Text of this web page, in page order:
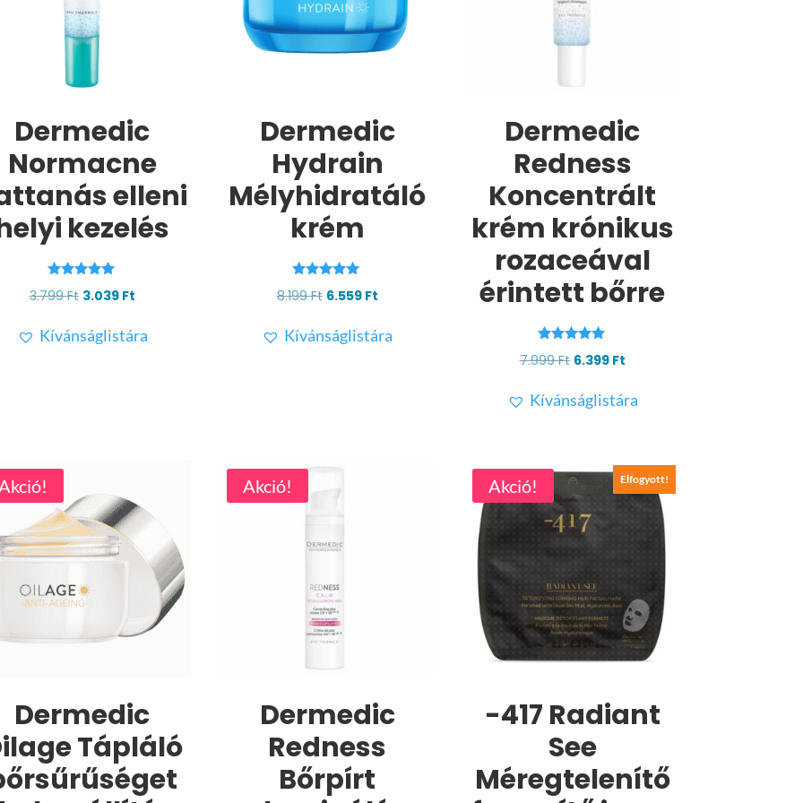
Dermedic
Normacne
elleni
kezelés
5.00
3.799Ft Original
was:
3.039 FtCurrent
is:
Kívánságlistára
Dermedic
Hydrain
Mélyhidratáló
krém
4.88
8.199Ft Original
was:
6.559 FtCurrent
is:
Kívánságlistára
Dermedic
Redness
Koncentrált
krém krónikus
rozaceával
érintett bőrre
4.83
7.999Ft Original
was:
6.399 FtCurrent
is:
Kívánságlistára
Akció!
Dermedic
Tápláló
Akció!
Dermedic
Redness
Bőrpírt
Akció! Elfogyott!
-417 Radiant
See
Méregtelenítő